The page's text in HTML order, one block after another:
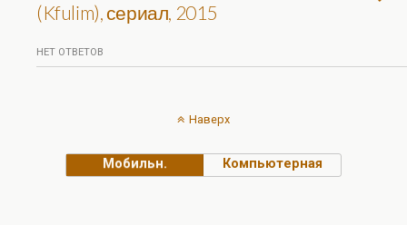
(Kfulim), сериал, 2015
НЕТ ОТВЕТОВ
Наверх
Мобильн. Компьютерная